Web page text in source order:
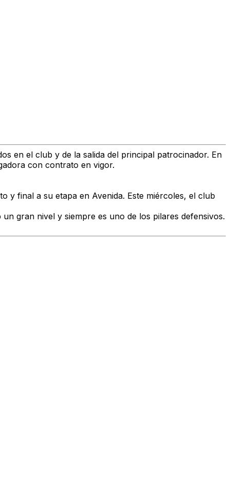
en el club y de la salida del principal patrocinador. En
con contrato en vigor.
y final a su etapa en Avenida. Este miércoles, el club
gran nivel y siempre es uno de los pilares defensivos.